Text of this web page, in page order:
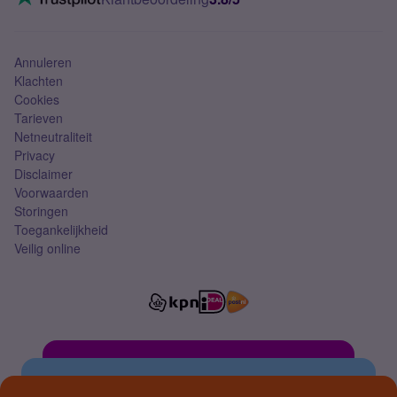
Mobiel abonnement
Annuleren
Klachten
Cookies
Tarieven
Netneutraliteit
Privacy
Disclaimer
Voorwaarden
Storingen
Toegankelijkheid
Veilig online